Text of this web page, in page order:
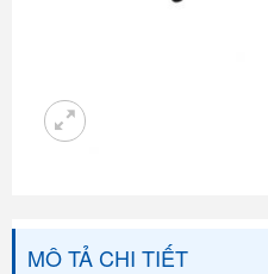
MÔ TẢ CHI TIẾT